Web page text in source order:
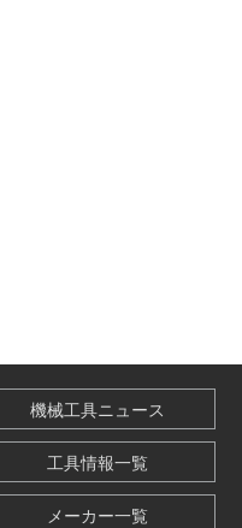
機械工具ニュース
工具情報一覧
メーカー一覧